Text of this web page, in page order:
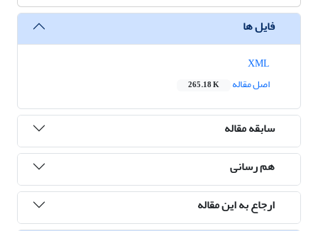
فایل ها
اصل مقاله
265.18 K
سابقه مقاله
هم رسانی
ارجاع به این مقاله